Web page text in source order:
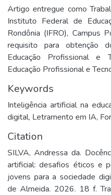
Artigo entregue como
Instituto Federal de
Rondônia (IFRO), Campus
requisito para obtenção
Educação Profissional e
Educação Profissional e
Keywords
Inteligência artificial na
digital, Letramento em IA,
Citation
SILVA, Andressa da.
artificial: desafios éticos e
jovens para a sociedade
de Almeida. 2026. 18 f.